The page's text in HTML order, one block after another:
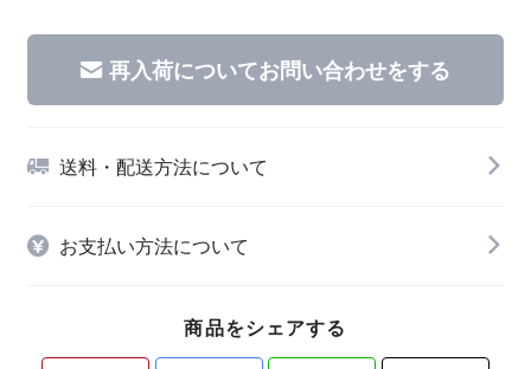
再入荷についてお問い合わせをする
送料・配送方法について
お支払い方法について
商品をシェアする